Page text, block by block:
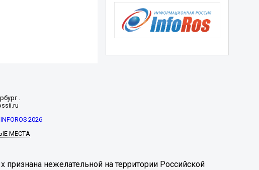
.
INFOROS 2026
МЕСТА
нежелательной на территории Российской